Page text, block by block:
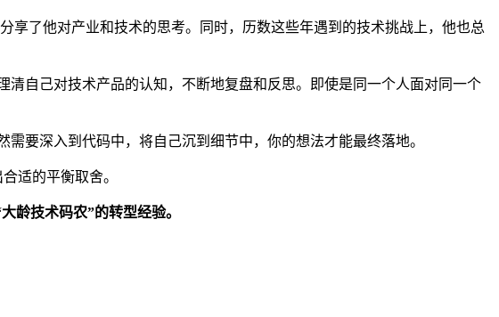
享了他对产业和技术的思考。同时，历数这些年遇到的技术挑战上，他也总
自己对技术产品的认知，不断地复盘和反思。即使是同一个人面对同一个
要深入到代码中，将自己沉到细节中，你的想法才能最终落地。
适的平衡取舍。
龄技术码农”的转型经验。